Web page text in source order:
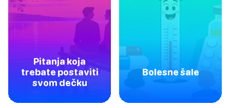
Pitanja koja
trebate postaviti
svom dečku
Bolesne šale